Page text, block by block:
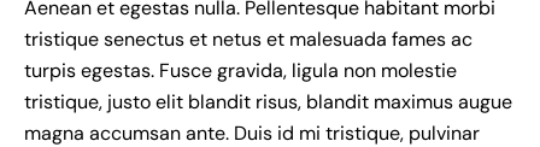
Aenean et egestas nulla. Pellentesque habitant morbi
tristique senectus et netus et malesuada fames ac
turpis egestas. Fusce gravida, ligula non molestie
tristique, justo elit blandit risus, blandit maximus augue
magna accumsan ante. Duis id mi tristique, pulvinar